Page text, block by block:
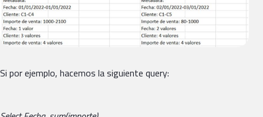
Si por ejemplo, hacemos la siguiente query: